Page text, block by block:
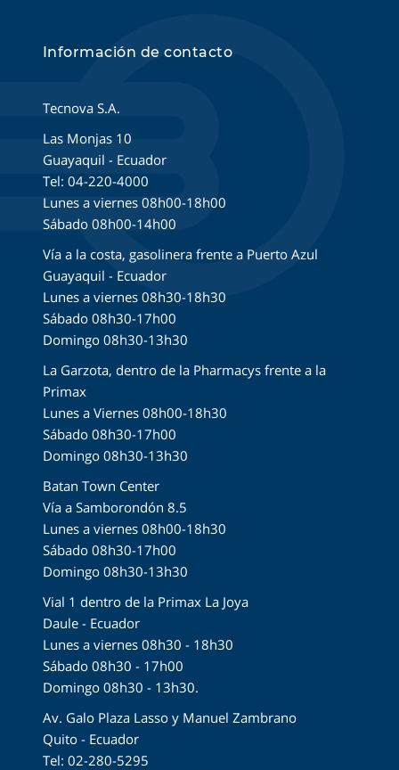
Información de contacto
Tecnova S.A.
Las Monjas 10
Guayaquil - Ecuador
Tel: 04-220-4000
Lunes a viernes 08h00-18h00
Sábado 08h00-14h00
Vía a la costa, gasolinera frente a Puerto Azul
Guayaquil - Ecuador
Lunes a viernes 08h30-18h30
Sábado 08h30-17h00
Domingo 08h30-13h30
La Garzota, dentro de la Pharmacys frente a la
Primax
Lunes a Viernes 08h00-18h30
Sábado 08h30-17h00
Domingo 08h30-13h30
Batan Town Center
Vía a Samborondón 8.5
Lunes a viernes 08h00-18h30
Sábado 08h30-17h00
Domingo 08h30-13h30
Vial 1 dentro de la Primax La Joya
Daule - Ecuador
Lunes a viernes 08h30 - 18h30
Sábado 08h30 - 17h00
Domingo 08h30 - 13h30.
Av. Galo Plaza Lasso y Manuel Zambrano
Quito - Ecuador
Tel: 02-280-5295